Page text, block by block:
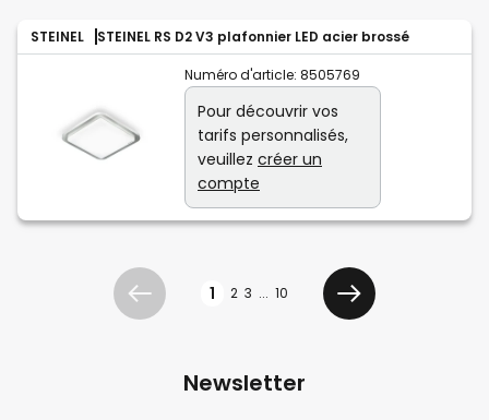
STEINEL STEINEL RS D2 V3 plafonnier LED acier brossé
Numéro d'article: 8505769
Pour découvrir vos
tarifs personnalisés,
veuillez créer un
compte
Précédent 1 2 3 ... 10
Suivant
Newsletter